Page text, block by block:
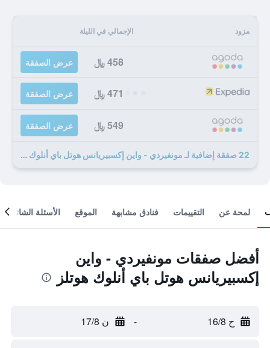
مزود الإجمالي في الليلة
458 ﷼ عرض الصفقة
471 ﷼ عرض الصفقة
549 ﷼ عرض الصفقة
22 صفقة إضافية لـ مونفيردي - واين إكسبيريانس هوتل باي أنلوك هوتلز
لمحة عن التقييمات فنادق مشابهة الموقع الأسئلة الشائعة
أفضل صفقات مونفيردي - واين
إكسبيريانس هوتل باي أنلوك هوتلز
ح 16/8 - ن 17/8